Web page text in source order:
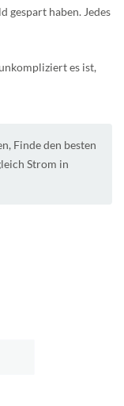
gespart haben. Jedes
es ist,
, Finde den besten
Strom in